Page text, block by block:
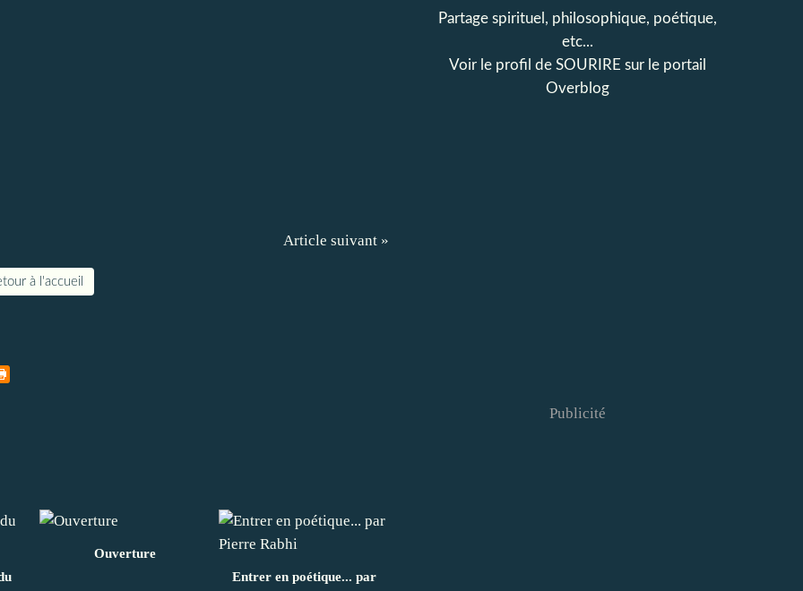
Article suivant »
à l'accueil
Ouverture
Entrer en poétique... par
Partage spirituel, philosophique, poétique,
etc...
Voir le profil de SOURIRE sur le portail
Overblog
Publicité